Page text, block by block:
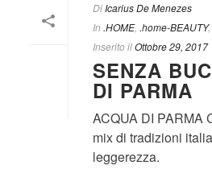
Di Icarius De Menezes
In .HOME, .home-BEAUTY,
Inserito ilOttobre 29, 2017
SENZA
DI PARMA
ACQUA DI PARMA
mix di tradizioni
leggerezza.